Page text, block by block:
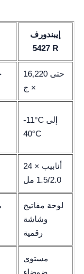
إيبندورف
5427 R
حتى 16,220
× ج
-11°C إلى
40°C
24 × أنابيب
1.5/2.0 مل
لوحة مفاتيح
وشاشة
رقمية
مستوى